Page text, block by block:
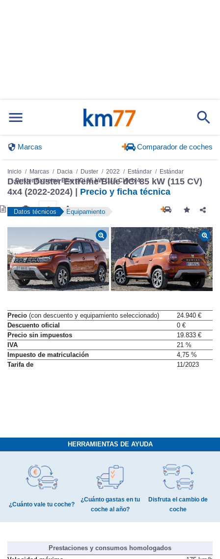
Marcas Comparador de coches
Inicio Marcas Dacia Duster 2022 Estándar
Estándar
Duster Extreme Blue dCi 85 kW (115 CV) 4x4
Dacia Duster Extreme Blue dCi 85 kW (115 CV)
4x4 (2022-2024) | Precio y ficha técnica
Datos técnicos Equipamiento
Precio (con descuento y equipamiento seleccionado)
24.940 €
Descuento oficial
0 €
Precio sin impuestos
19.833 €
IVA
21 %
Impuesto de matriculación
4,75 %
Tarifa de
11/2023
HERRAMIENTAS DE AYUDA
¿Cuánto vale tu coche?
¿Cuánto gastas en tu
coche al año?
Disfruta el cambio de
coche
Prestaciones y consumos homologados